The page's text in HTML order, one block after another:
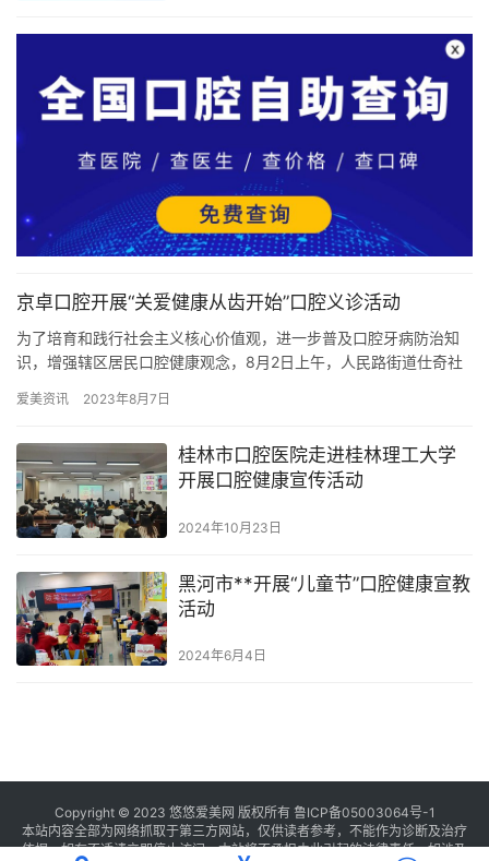
京卓口腔开展“关爱健康从齿开始”口腔义诊活动
为了培育和践行社会主义核心价值观，进一步普及口腔牙病防治知
识，增强辖区居民口腔健康观念，8月2日上午，人民路街道仕奇社
爱美资讯 2023年8月7日
桂林市口腔医院走进桂林理工大学
开展口腔健康宣传活动
2024年10月23日
黑河市**开展“儿童节”口腔健康宣教
活动
2024年6月4日
Copyright © 2023 悠悠爱美网 版权所有 鲁ICP备05003064号-1
本站内容全部为网络抓取于第三方网站，仅供读者参考，不能作为诊断及治疗
依据，如有不适请立即停止访问，本站将不承担由此引起的法律责任。如涉及